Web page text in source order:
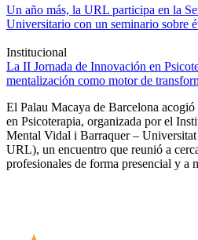
Un año más, la URL participa en la
Universitario con un seminario sobre
Institucional
La II Jornada de Innovación en
mentalización como motor de
El Palau Macaya de Barcelona
en Psicoterapia, organizada por el
Mental Vidal i Barraquer –
URL), un encuentro que reunió a
profesionales de forma presencial y a